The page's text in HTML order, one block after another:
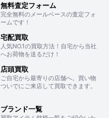
無料査定フォーム
完全無料のメールベースの査定フォ
ームです！
宅配買取
人気NO.1の買取方法！自宅から当社
へお荷物を送るだけ！
店頭買取
ご自宅から最寄りの店舗へ。買い物
ついでにご来店して買取できます。
ブランド一覧